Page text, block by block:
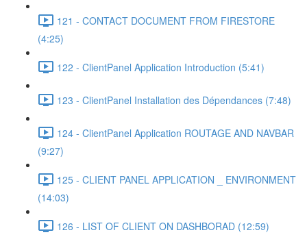
121 - CONTACT DOCUMENT FROM FIRESTORE
(4:25)
122 - ClientPanel Application Introduction (5:41)
123 - ClientPanel Installation des Dépendances (7:48)
124 - ClientPanel Application ROUTAGE AND NAVBAR
(9:27)
125 - CLIENT PANEL APPLICATION _ ENVIRONMENT
(14:03)
126 - LIST OF CLIENT ON DASHBORAD (12:59)